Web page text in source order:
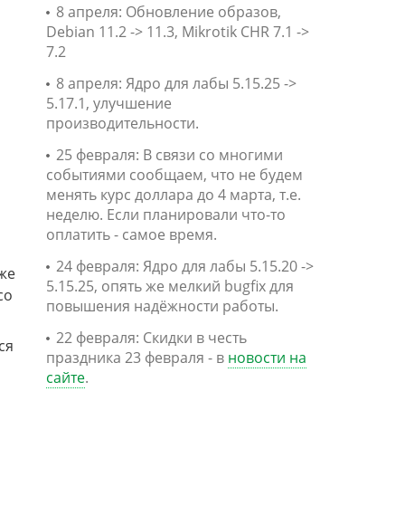
8 апреля: Обновление образов,
Debian 11.2 -> 11.3, Mikrotik CHR 7.1 ->
7.2
8 апреля: Ядро для лабы 5.15.25 ->
5.17.1, улучшение
производительности.
25 февраля: В связи со многими
событиями сообщаем, что не будем
менять курс доллара до 4 марта, т.е.
неделю. Если планировали что-то
оплатить - самое время.
24 февраля: Ядро для лабы 5.15.20 ->
5.15.25, опять же мелкий bugfix для
повышения надёжности работы.
22 февраля: Скидки в честь
праздника 23 февраля - в новости на
сайте.